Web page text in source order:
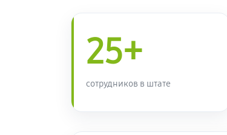
25+
сотрудников в штате